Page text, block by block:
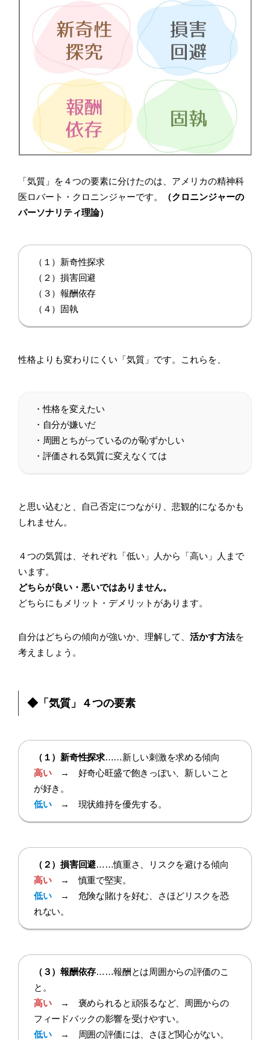
「気質」を４つの要素に分けたのは、アメリカの精神科
医ロバート・クロニンジャーです。
（クロニンジャーの
パーソナリティ理論）
（１）新奇性探求
（２）損害回避
（３）報酬依存
（４）固執
性格よりも変わりにくい「気質」です。これらを、
・性格を変えたい
・自分が嫌いだ
・周囲とちがっているのが恥ずかしい
・評価される気質に変えなくては
と思い込むと、自己否定につながり、悲観的になるかも
しれません。
４つの気質は、それぞれ「低い」人から「高い」人まで
います。
どちらが良い・悪いではありません。
どちらにもメリット・デメリットがあります。
自分はどちらの傾向が強いか、理解して、 活かす方法を
考えましょう。
◆「気質」４つの要素
（１）新奇性探求……新しい刺激を求める傾向
高い→ 好奇心旺盛で飽きっぽい、新しいこと
が好き。
低い→ 現状維持を優先する。
（２）損害回避……慎重さ、リスクを避ける傾向
高い→ 慎重で堅実。
低い→ 危険な賭けを好む、さほどリスクを恐
れない。
（３）報酬依存……報酬とは周囲からの評価のこ
と。
高い→ 褒められると頑張るなど、周囲からの
フィードバックの影響を受けやすい。
低い→ 周囲の評価には、さほど関心がない。